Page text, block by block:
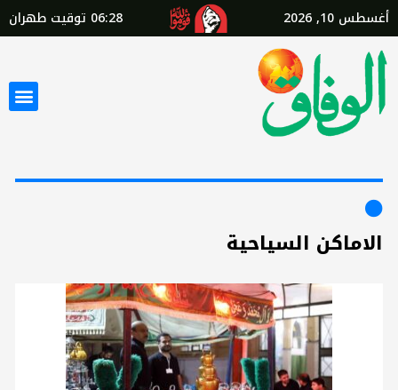
أغسطس 10, 2026 06:28 توقيت طهران
الاماكن السياحية